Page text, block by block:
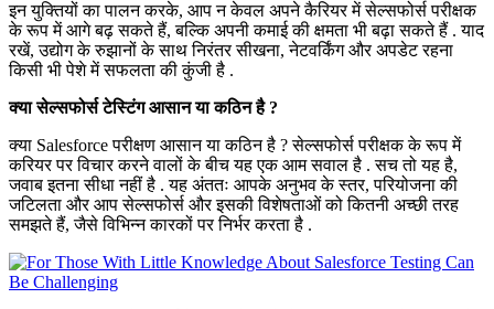
इन युक्तियों का पालन करके, आप न केवल अपने कैरियर में सेल्सफोर्स परीक्षक
के रूप में आगे बढ़ सकते हैं, बल्कि अपनी कमाई की क्षमता भी बढ़ा सकते हैं . याद
रखें, उद्योग के रुझानों के साथ निरंतर सीखना, नेटवर्किंग और अपडेट रहना
किसी भी पेशे में सफलता की कुंजी है .
क्या सेल्सफोर्स टेस्टिंग आसान या कठिन है ?
क्या Salesforce परीक्षण आसान या कठिन है ? सेल्सफोर्स परीक्षक के रूप में
करियर पर विचार करने वालों के बीच यह एक आम सवाल है . सच तो यह है,
जवाब इतना सीधा नहीं है . यह अंततः आपके अनुभव के स्तर, परियोजना की
जटिलता और आप सेल्सफोर्स और इसकी विशेषताओं को कितनी अच्छी तरह
समझते हैं, जैसे विभिन्न कारकों पर निर्भर करता है .